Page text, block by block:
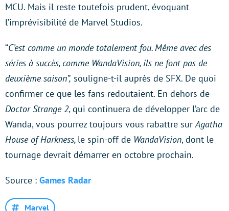
MCU. Mais il reste toutefois prudent, évoquant
l’imprévisibilité de Marvel Studios.
“C’est comme un monde totalement fou. Même avec des
séries à succès, comme WandaVision, ils ne font pas de
deuxième saison”, souligne-t-il auprès de SFX. De quoi
confirmer ce que les fans redoutaient. En dehors de
Doctor Strange 2, qui continuera de développer l’arc de
Wanda, vous pourrez toujours vous rabattre surAgatha
House of Harkness, le spin-off de WandaVision, dont le
tournage devrait démarrer en octobre prochain.
Source : Games Radar
Marvel